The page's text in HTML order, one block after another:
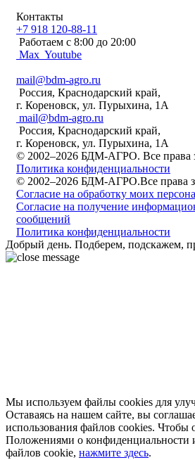
Контакты
+7 918 120-88-11
Работаем c 8:00 до 20:00
Max Youtube
mail@bdm-agro.ru
Россия, Краснодарский край,
г. Кореновск, ул. Пурыхина, 1А
mail@bdm-agro.ru
Россия, Краснодарский край,
г. Кореновск, ул. Пурыхина, 1А
© 2002–2026 БДМ-АГРО. Все права
Политика конфиденциальности
© 2002–2026 БДМ-АГРО.Все права
Согласие на обработку моих
Согласие на получение
сообщений
Политика конфиденциальности
Добрый день. Подберем, подскажем,
Мы используем файлы cookies для
Оставаясь на нашем сайте, вы
использования файлов cookies. Чтобы
Положениями о конфиденциальности
файлов cookie, нажмите здесь.